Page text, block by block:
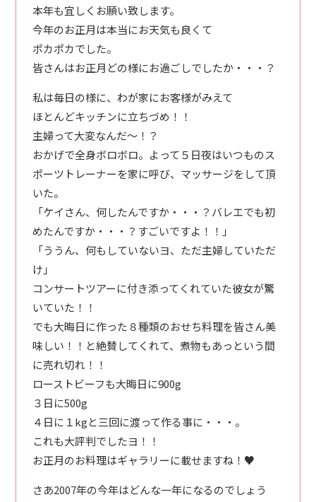
本年も宜しくお願い致します。
今年のお正月は本当にお天気も良くて
ポカポカでした。
皆さんはお正月どの様にお過ごしでしたか・・・？
私は毎日の様に、わが家にお客様がみえて
ほとんどキッチンに立ちづめ！！
主婦って大変なんだ～！？
おかげで全身ボロボロ。よって５日夜はいつものス
ポーツトレーナーを家に呼び、マッサージをして頂
いた。
「ケイさん、何したんですか・・・？バレエでも初
めたんですか・・・？すごいですよ！！」
「ううん、何もしていないヨ、ただ主婦していただ
け」
コンサートツアーに付き添ってくれていた彼女が驚
いていた！！
でも大晦日に作った８種類のおせち料理を皆さん美
味しい！！と絶賛してくれて、煮物もあっという間
に売れ切れ！！
ローストビーフも大晦日に900g
３日に500g
４日に１kgと三回に渡って作る事に・・・。
これも大評判でしたヨ！！
お正月のお料理はギャラリーに載せますね！♥
さあ2007年の今年はどんな一年になるのでしょう